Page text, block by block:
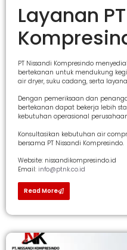
Layanan
PT Nissandi Kompresindo
bertekanan untuk mendukung
air dryer, suku cadang, serta
Dengan pemeriksaan dan
bertekanan dapat bekerja lebih
kebutuhan operasional
Konsultasikan kebutuhan air
bersama PT Nissandi Kompresindo.
Website: nissandikompresindo.id
Email: info@ptnk.co.id
Read More